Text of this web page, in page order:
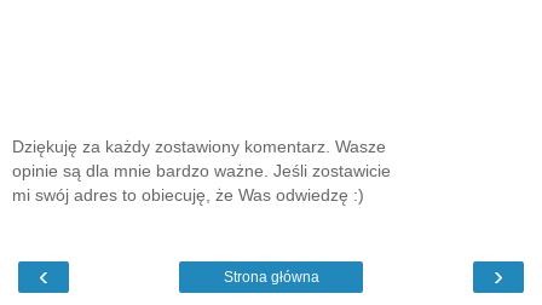
Dziękuję za każdy zostawiony komentarz. Wasze
opinie są dla mnie bardzo ważne. Jeśli zostawicie
mi swój adres to obiecuję, że Was odwiedzę :)
‹ ›
Strona główna